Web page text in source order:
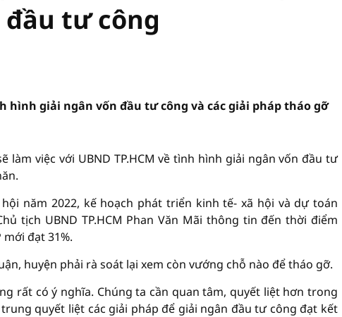
tư công
hình giải ngân vốn đầu tư công và các giải pháp tháo gỡ
làm việc với UBND TP.HCM về tình hình giải ngân vốn đầu tư
năm 2022, kế hoạch phát triển kinh tế- xã hội và dự toán
tịch UBND TP.HCM Phan Văn Mãi thông tin đến thời điểm
đạt 31%.
huyện phải rà soát lại xem còn vướng chỗ nào để tháo gỡ.
rất có ý nghĩa. Chúng ta cần quan tâm, quyết liệt hơn trong
quyết liệt các giải pháp để giải ngân đầu tư công đạt kết